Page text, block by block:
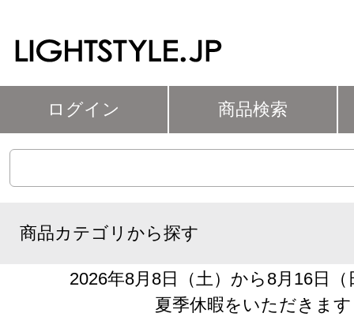
ログイン 商品検索
商品カテゴリから探す
2026年8月8日（土）から8月16日
夏季休暇をいただきます